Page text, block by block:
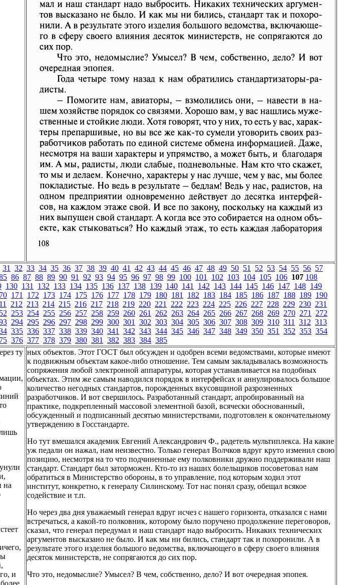
31 32 33 34 35 36 37 38 39 40 41 42 43 44 45 46 47 48 49 50 51 52 53 54 55 56 57
86 87 88 89 90 91 92 93 94 95 96 97 98 99 100 101 102 103 104 105 106 107 108
130 131 132 133 134 135 136 137 138 139 140 141 142 143 144 145 146 147 148 149
171 172 173 174 175 176 177 178 179 180 181 182 183 184 185 186 187 188 189 190
212 213 214 215 216 217 218 219 220 221 222 223 224 225 226 227 228 229 230 231
253 254 255 256 257 258 259 260 261 262 263 264 265 266 267 268 269 270 271 272
294 295 296 297 298 299 300 301 302 303 304 305 306 307 308 309 310 311 312 313
335 336 337 338 339 340 341 342 343 344 345 346 347 348 349 350 351 352 353 354
376 377 378 379 380 381 382 383 384 385
ту
на
и
ных объектов. Этот ГОСТ был обсужден и одобрен всеми ведомствами, которые имеют
к подвижным объектам какое-либо отношение. Тем самым закладывалась возможность
сопряжения любой электронной аппаратуры, которая устанавливается на подобных
объектах. Этим же самым наводился порядок в интерфейсах и аннулировалось большое
количество негодных стандартов, порожденных вкусовщиной разрозненных
разработчиков. И вот свершилось. Разработанный стандарт, апробированный на
практике, подкрепленный массовой элементной базой, всячески обоснованный,
обсужденный и подписанный десятью министерствами, подготовлен к окончательному
утверждению в Госстандарте.
Но тут вмешался академик Евгений Александрович Ф., радетель мультиплекса. На какие
уж педали он нажал, нам неизвестно. Только генерал Волчков вдруг круто изменил свою
позицию, несмотря на то что подчиненные ему полковники дружно поддерживали наш
стандарт. Стандарт был заторможен. Кто-то из наших болельщиков посоветовал нам
обратиться в Министерство обороны, в то управление, под которым ходил этот
институт, конкретно, к генералу Силинскому. Тот нас понял сразу, обещал всякое
содействие и т.п.
Но через два дня уважаемый генерал вдруг исчез с нашего горизонта, отказался с нами
встречаться, а какой-то полковник, которому было поручено продолжение переговоров,
сказал, что генерал передумал и наш стандарт надо выбросить. Никаких технических
аргументов высказано не было. И как мы ни бились, стандарт так и похоронили. А в
результате этого изделия большого ведомства, включающего в сферу своего влияния
десяток министерств, не сопрягаются до сих пор.
Что это, недомыслие? Умысел? В чем, собственно, дело? И вот очередная эпопея.